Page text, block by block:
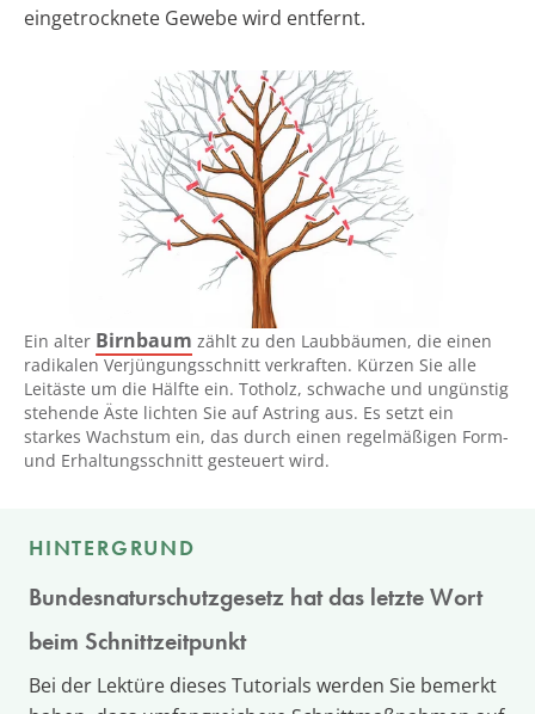
eingetrocknete Gewebe wird entfernt.
Ein alter Birnbaum zählt zu den Laubbäumen, die einen
radikalen Verjüngungsschnitt verkraften. Kürzen Sie alle
Leitäste um die Hälfte ein. Totholz, schwache und ungünstig
stehende Äste lichten Sie auf Astring aus. Es setzt ein
starkes Wachstum ein, das durch einen regelmäßigen Form-
und Erhaltungsschnitt gesteuert wird.
HINTERGRUND
Bundesnaturschutzgesetz hat das letzte Wort
beim Schnittzeitpunkt
Bei der Lektüre dieses Tutorials werden Sie bemerkt